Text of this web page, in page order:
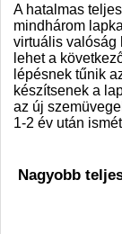
A hatalmas
mindhárom
virtuális valóság
lehet a
lépésnek tűnik
készítsenek a
az új
1-2 év után
Nagyobb